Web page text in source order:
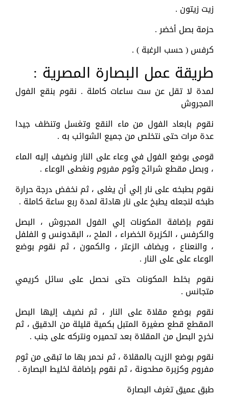
زيت زيتون .
حزمة بصل أخضر .
كرفس ( حسب الرغبة ) .
طريقة عمل البصارة المصرية :
لمدة لا تقل عن ست ساعات كاملة . نقوم بنقع الفول
المجروش
نقوم بابعاد الفول من ماء النقع وتغسل وتنظف جيدا
عدة مرات حتى نتخلص من جميع الشوائب به .
قومى بوضع الفول في وعاء على النار ونضيف إليه الماء
، وبصل مقطع شرائح وثوم مفروم ونغطى الوعاء .
نقوم بطبخه على نار إلي أن يغلى ، ثم نخفض درجة حرارة
طبخه لنجعله يطبخ على نار هادئة لمدة ربع ساعة كاملة .
نقوم بإضافة المكونات إلي الفول المجروش ، البصل
والكرفس ، الكزبرة الخضراء ، الملح ،، البقدونس و الفلفل
، والنعناع ، ويضاف الزعتر ، والكمون ، ثم نقوم بوضع
الوعاء على على النار .
نقوم بخلط المكونات حتى نحصل على سائل كريمي
متجانس .
نقوم بوضع مقلاة على النار ، ثم نضيف إليها البصل
المقطع قطع صغيرة المتبل بكمية قليلة من الدقيق ، ثم
نخرج البصل من المقلاة بعد تحميره ونتركه على جنب .
نقوم بوضع الزيت بالمقلاة ، ثم نحمر بها ما تبقى من ثوم
مفروم وكزبرة مطحونة ، ثم نقوم بإضافة لخليط البصارة .
طبق عميق تغرف البصارة